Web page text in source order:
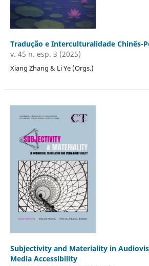
Tradução e Interculturalidade Chinês-
v. 45 n. esp. 3 (2025)
Xiang Zhang & Li Ye (Orgs.)
Subjectivity and Materiality in
Media Accessibility